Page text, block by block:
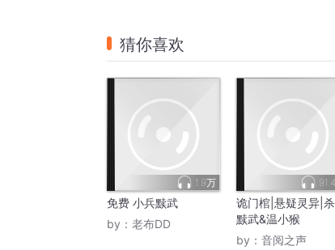
猜你喜欢
1.9万
免费 小兵黩武
by： 老布DD
诡门棺|悬疑灵异|
黩武&温小猴
by： 音阅之声